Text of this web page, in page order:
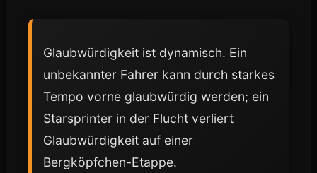
Glaubwürdigkeit ist dynamisch. Ein
unbekannter Fahrer kann durch starkes
Tempo vorne glaubwürdig werden; ein
Starsprinter in der Flucht verliert
Glaubwürdigkeit auf einer
Bergköpfchen-Etappe.